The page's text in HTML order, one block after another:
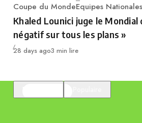
Category
Coupe du MondeEquipes Nationales
Khaled Lounici juge le Mondial
négatif sur tous les plans »
Publié
28 days ago3 min lire